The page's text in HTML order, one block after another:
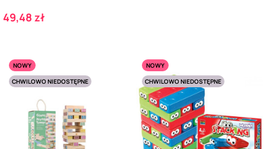
Cena
49,48 zł
NOWY
CHWILOWO NIEDOSTĘPNE
NOWY
CHWILOWO NIEDOSTĘPNE